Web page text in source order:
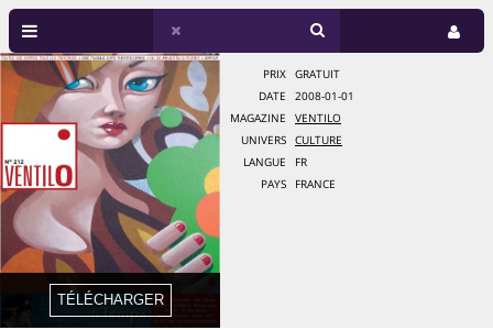
PRIX
GRATUIT
DATE
2008-01-01
MAGAZINE
VENTILO
UNIVERS
CULTURE
LANGUE
FR
PAYS
FRANCE